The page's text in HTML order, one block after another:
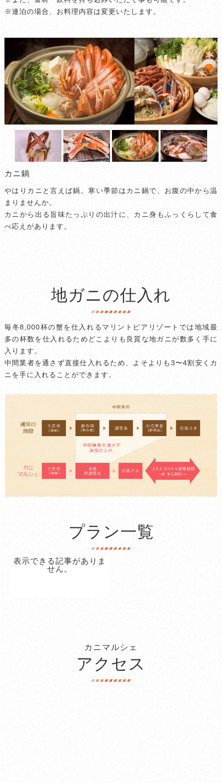
※連泊の場合、お料理内容は変更いたします。
カニ鍋
やはりカニと言えば鍋。寒い季節はカニ鍋で、お腹の中から温
まりませんか。
カニから出る旨味たっぷりの出汁に、カニ身もふっくらして食
べ応えがあります。
地ガニの仕入れ
毎冬8,000杯の蟹を仕入れるマリントピアリゾートでは地域最
多の杯数を仕入れるためどこよりも良質な地ガニが数多く手に
入ります。
中間業者を通さず直接仕入れるため、よそよりも3〜4割安くカ
ニを手に入れることができます。
プラン一覧
表示できる記事がありま
せん。
カニマルシェ
アクセス